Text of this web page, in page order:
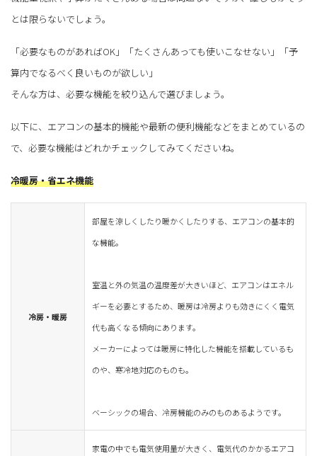
とは限らないでしょう。
「必要なものがあればOK」「たくさんあっても使いこなせない」「予
算内でなるべく良いものが欲しい」
そんな方は、必要な機能を絞り込んで選びましょう。
以下に、エアコンの基本的機能や最新の便利機能などをまとめているの
で、必要な機能はどれかチェックしてみてくださいね。
冷暖房・省エネ機能
冷房・暖房
部屋を涼しくしたり暖かくしたりする、エアコンの基本的
な機能。
室温と外の気温の温度差が大きいほど、エアコンはエネル
ギーを必要とするため、暖房は冷房よりも効きにくく電気
代も高くなる傾向にあります。
メーカーによっては暖房に特化した機能を搭載しているも
のや、寒冷地対応のものも。
ベーシックの場合、冷房機能のみのものあるようです。
家電の中でも電気使用量が大きく、電気代のかかるエアコ